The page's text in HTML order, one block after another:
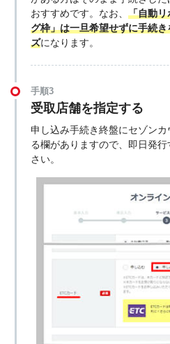
おすすめです。なお、 「自動リ
グ枠」は一旦希望せずに手続
ズになります。
手順3
受取店舗を指定する
申し込み手続き終盤にセゾン
る欄がありますので、即日発
さい。